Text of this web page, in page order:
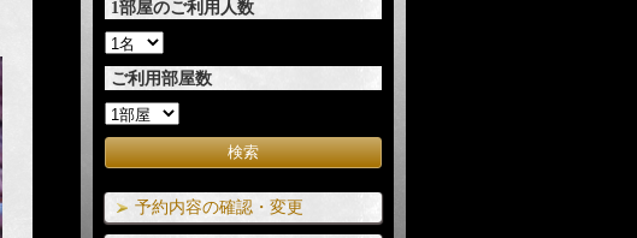
1部屋のご利用人数
ご利用部屋数
予約内容の確認・変更